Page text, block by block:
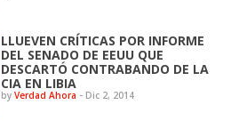
LLUEVEN CRÍTICAS POR INFORME
DEL SENADO DE EEUU QUE
DESCARTÓ CONTRABANDO DE LA
CIA EN LIBIA
byVerdad Ahora - Dic 2, 2014